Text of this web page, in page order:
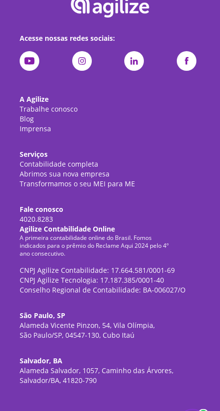
Acesse nossas redes sociais:
A Agilize
Trabalhe conosco
Blog
Imprensa
Serviços
Contabilidade completa
Abrimos sua nova empresa
Transformamos o seu MEI para ME
Fale conosco
4020.8283
Agilize Contabilidade Online
A primeira contabilidade online do Brasil. Fomos
indicados para o prêmio do Reclame Aqui 2024 pelo 4º
ano consecutivo.
CNPJ Agilize Contabilidade: 17.664.581/0001-69
CNPJ Agilize Tecnologia: 17.187.385/0001-40
Conselho Regional de Contabilidade: BA-006027/O
São Paulo, SP
Alameda Vicente Pinzon, 54, Vila Olímpia,
São Paulo/SP, 04547-130, Cubo Itaú
Salvador, BA
Alameda Salvador, 1057, Caminho das Árvores,
Salvador/BA, 41820-790